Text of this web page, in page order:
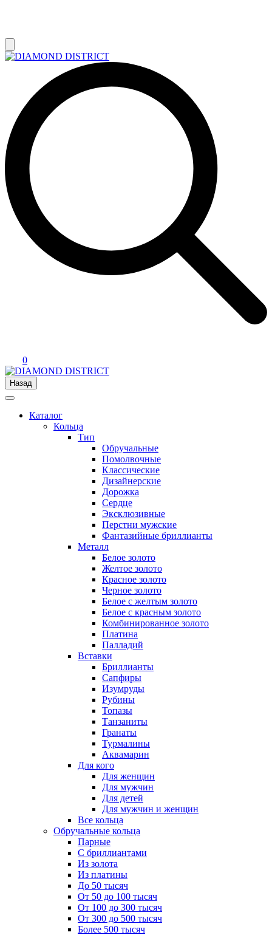
0
Назад
Каталог
Кольца
Тип
Обручальные
Помолвочные
Классические
Дизайнерские
Дорожка
Сердце
Эксклюзивные
Перстни мужские
Фантазийные бриллианты
Металл
Белое золото
Желтое золото
Красное золото
Черное золото
Белое с желтым золото
Белое с красным золото
Комбинированное золото
Платина
Палладий
Вставки
Бриллианты
Сапфиры
Изумруды
Рубины
Топазы
Танзаниты
Гранаты
Турмалины
Аквамарин
Для кого
Для женщин
Для мужчин
Для детей
Для мужчин и женщин
Все кольца
Обручальные кольца
Парные
С бриллиантами
Из золота
Из платины
До 50 тысяч
От 50 до 100 тысяч
От 100 до 300 тысяч
От 300 до 500 тысяч
Более 500 тысяч